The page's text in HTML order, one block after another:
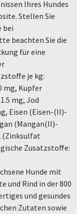
Ihres Hundes
Stellen Sie
bei
beachten Sie die
für eine
je kg:
mg, Kupfer
mg, Jod
Eisen (Eisen-(II)-
(Mangan(II)-
(Zinksulfat
Zusatzstoffe:
Hunde mit
und Rind in der 800
und gesundes
Zutaten sowie